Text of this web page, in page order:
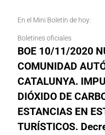
En el Mini Boletín de hoy:
Boletines oficiales
BOE 10/11/2020
COMUNIDAD
CATALUNYA.
DIÓXIDO DE
ESTANCIAS EN
TURÍSTICOS.